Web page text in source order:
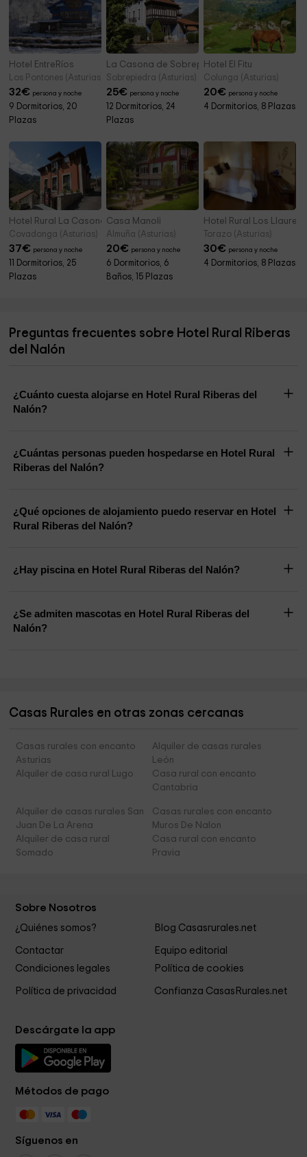
Hotel EntreRíos
Los Pontones (Asturias)
32€ persona y noche
9 Dormitorios, 20
Plazas
La Casona de Sobrepiedra
Sobrepiedra (Asturias)
25€ persona y noche
12 Dormitorios, 24
Plazas
Hotel El Fitu
Colunga (Asturias)
20€ persona y noche
4 Dormitorios, 8 Plazas
Hotel Rural La Casona de Llerices
Covadonga (Asturias)
37€ persona y noche
11 Dormitorios, 25
Plazas
Casa Manoli
Almuña (Asturias)
20€ persona y noche
6 Dormitorios, 6
Baños, 15 Plazas
Hotel Rural Los
Torazo (Asturias)
30€ persona y noche
4 Dormitorios, 8 Plazas
Preguntas frecuentes sobre Hotel Rural Riberas
del Nalón
¿Cuánto cuesta alojarse en Hotel Rural Riberas del
Nalón?
¿Cuántas personas pueden hospedarse en Hotel Rural
Riberas del Nalón?
¿Qué opciones de alojamiento puedo reservar en Hotel
Rural Riberas del Nalón?
¿Hay piscina en Hotel Rural Riberas del Nalón?
¿Se admiten mascotas en Hotel Rural Riberas del
Nalón?
Casas Rurales en otras zonas cercanas
Casas rurales con encanto
Asturias
Alquiler de casas rurales
León
Alquiler de casa rural Lugo
Casa rural con encanto
Cantabria
Alquiler de casas rurales San
Juan De La Arena
Casas rurales con encanto
Muros De Nalon
Alquiler de casa rural
Somado
Casa rural con encanto
Pravia
Sobre Nosotros
¿Quiénes somos? Blog Casasrurales.net
Contactar
Equipo editorial
Condiciones legales
Política de cookies
Política de privacidad Confianza CasasRurales.net
Descárgate la app
Métodos de pago
Síguenos en